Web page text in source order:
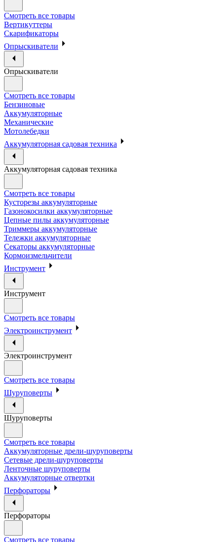
Смотреть все товары
Вертикуттеры
Скарификаторы
Опрыскиватели
Опрыскиватели
Смотреть все товары
Бензиновые
Аккумуляторные
Механические
Мотолебедки
Аккумуляторная садовая техника
Аккумуляторная садовая техника
Смотреть все товары
Кусторезы аккумуляторные
Газонокосилки аккумуляторные
Цепные пилы аккумуляторные
Триммеры аккумуляторные
Тележки аккумуляторные
Секаторы аккумуляторные
Кормоизмельчители
Инструмент
Инструмент
Смотреть все товары
Электроинструмент
Электроинструмент
Смотреть все товары
Шуруповерты
Шуруповерты
Смотреть все товары
Аккумуляторные дрели-шуруповерты
Сетевые дрели-шуруповерты
Ленточные шуруповерты
Аккумуляторные отвертки
Перфораторы
Перфораторы
Смотреть все товары